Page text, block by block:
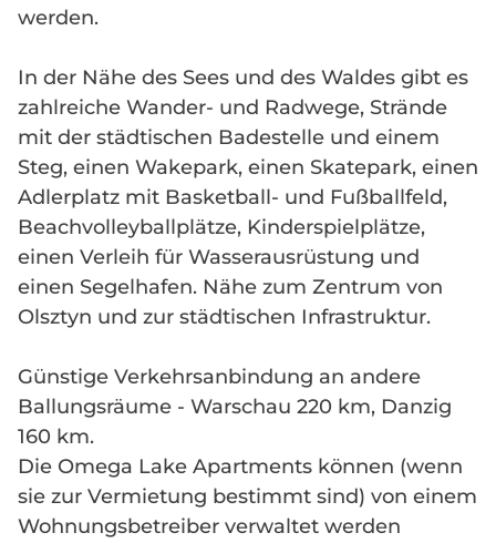
werden.
In der Nähe des Sees und des Waldes gibt es
zahlreiche Wander- und Radwege, Strände
mit der städtischen Badestelle und einem
Steg, einen Wakepark, einen Skatepark, einen
Adlerplatz mit Basketball- und Fußballfeld,
Beachvolleyballplätze, Kinderspielplätze,
einen Verleih für Wasserausrüstung und
einen Segelhafen. Nähe zum Zentrum von
Olsztyn und zur städtischen Infrastruktur.
Günstige Verkehrsanbindung an andere
Ballungsräume - Warschau 220 km, Danzig
160 km.
Die Omega Lake Apartments können (wenn
sie zur Vermietung bestimmt sind) von einem
Wohnungsbetreiber verwaltet werden